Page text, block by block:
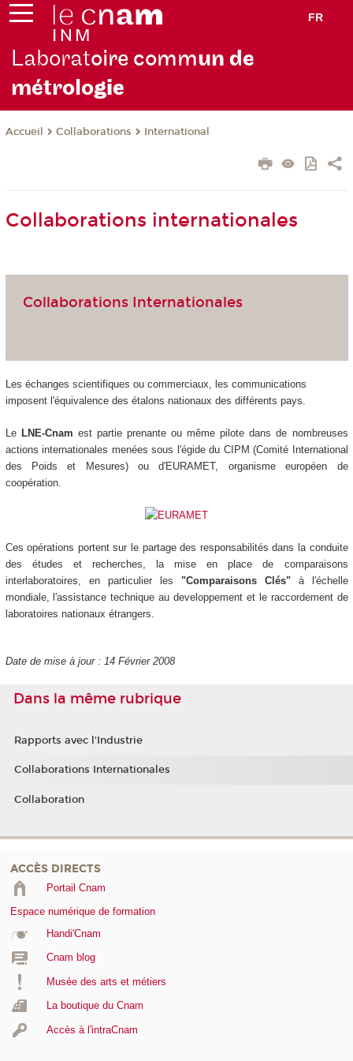
FR
Laboratoire commun de
métrologie
Accueil Collaborations International
Collaborations internationales
Collaborations Internationales
Les échanges scientifiques ou commerciaux, les communications
imposent l'équivalence des étalons nationaux des différents pays.
Le LNE-Cnam est partie prenante ou même pilote dans de nombreuses
actions internationales menées sous l'égide du CIPM (Comité International
des Poids et Mesures) ou d'EURAMET, organisme européen de
coopération.
Ces opérations portent sur le partage des responsabilités dans la conduite
des études et recherches, la mise en place de comparaisons
interlaboratoires, en particulier les "Comparaisons Clés"à l'échelle
mondiale, l'assistance technique au developpement et le raccordement de
laboratoires nationaux étrangers.
Date de mise à jour : 14 Février 2008
Dans la même rubrique
Rapports avec l'Industrie
Collaborations Internationales
Collaboration
ACCÈS DIRECTS
Portail Cnam
Espace numérique de formation
Handi'Cnam
Cnam blog
Musée des arts et métiers
La boutique du Cnam
Accès à l'intraCnam